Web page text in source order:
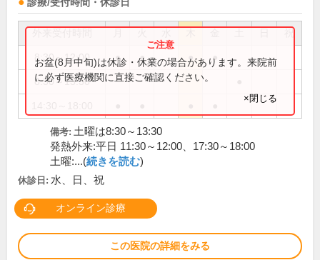
診療/受付時間・休診日
祝
8:30～12:00 ● ● ● ●
8:30～13:30
お盆(8月中旬)は休診・休業の場合があります。来院前
に必ず医療機関に直接ご確認ください。
×閉じる
備考: 土曜は8:30～13:30
発熱外来:平日 11:30～12:00、17:30～18:00
土曜:...(続きを読む)
休診日: 水、日、祝
オンライン診療
この医院の詳細をみる